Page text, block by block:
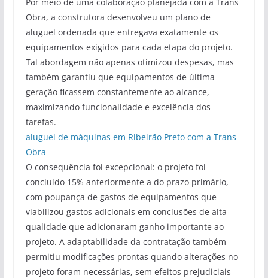
Obra, a construtora desenvolveu um plano de
aluguel ordenada que entregava exatamente os
equipamentos exigidos para cada etapa do projeto.
Tal abordagem não apenas otimizou despesas, mas
também garantiu que equipamentos de última
geração ficassem constantemente ao alcance,
maximizando funcionalidade e excelência dos
tarefas.
aluguel de máquinas em Ribeirão Preto com a Trans
Obra
O consequência foi excepcional: o projeto foi
concluído 15% anteriormente a do prazo primário,
com poupança de gastos de equipamentos que
viabilizou gastos adicionais em conclusões de alta
qualidade que adicionaram ganho importante ao
projeto. A adaptabilidade da contratação também
permitiu modificações prontas quando alterações no
projeto foram necessárias, sem efeitos prejudiciais